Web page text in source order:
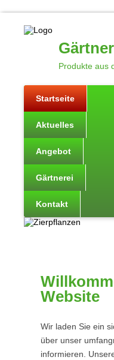
Produkte aus
Startseite
Aktuelles
Angebot
Gärtnerei
Kontakt
Website
Wir laden Sie ein
über unser
informieren.